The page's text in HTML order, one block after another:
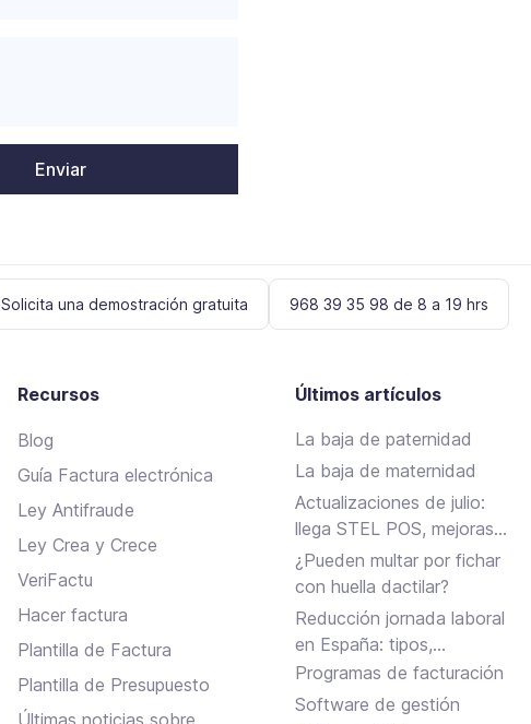
Solicita una demostración gratuita 968 39 35 98 de 8 a 19 hrs
Recursos
Blog
Guía Factura electrónica
Ley Antifraude
Ley Crea y Crece
VeriFactu
Hacer factura
Plantilla de Factura
Plantilla de Presupuesto
Últimos artículos
La baja de paternidad
La baja de maternidad
Actualizaciones de julio:
llega STEL POS, mejoras
en Assistant, albaranes en
Inbox y más
¿Pueden multar por fichar
con huella dactilar?
Reducción jornada laboral
en España: tipos,
requisitos y cómo
solicitarla
Programas de facturación
Software de gestión